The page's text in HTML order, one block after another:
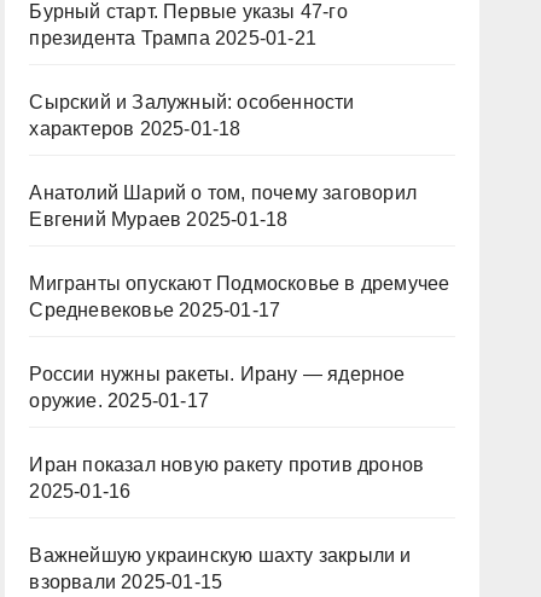
Бурный старт. Первые указы 47-го
президента Трампа 2025-01-21
Сырский и Залужный: особенности
характеров 2025-01-18
Анатолий Шарий о том, почему заговорил
Евгений Мураев 2025-01-18
Мигранты опускают Подмосковье в дремучее
Средневековье 2025-01-17
России нужны ракеты. Ирану — ядерное
оружие. 2025-01-17
Иран показал новую ракету против дронов
2025-01-16
Важнейшую украинскую шахту закрыли и
взорвали 2025-01-15